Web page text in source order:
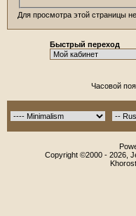
Для просмотра этой страницы
Быстрый переход
Часовой
Copyright ©2000 - 2026,